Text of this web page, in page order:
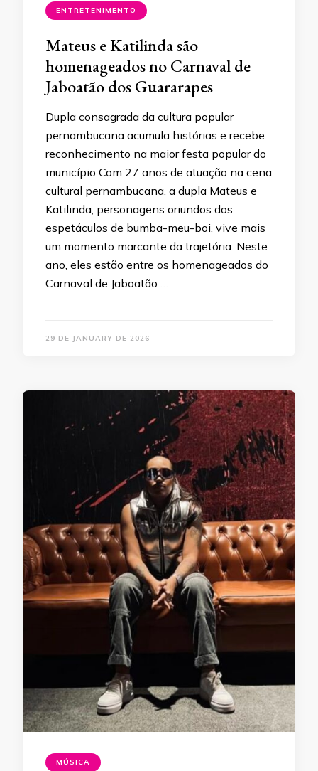
ENTRETENIMENTO
Mateus e Katilinda são
homenageados no Carnaval de
Jaboatão dos Guararapes
Dupla consagrada da cultura popular
pernambucana acumula histórias e recebe
reconhecimento na maior festa popular do
município Com 27 anos de atuação na cena
cultural pernambucana, a dupla Mateus e
Katilinda, personagens oriundos dos
espetáculos de bumba-meu-boi, vive mais
um momento marcante da trajetória. Neste
ano, eles estão entre os homenageados do
Carnaval de Jaboatão …
29 DE JANUARY DE 2026
MÚSICA